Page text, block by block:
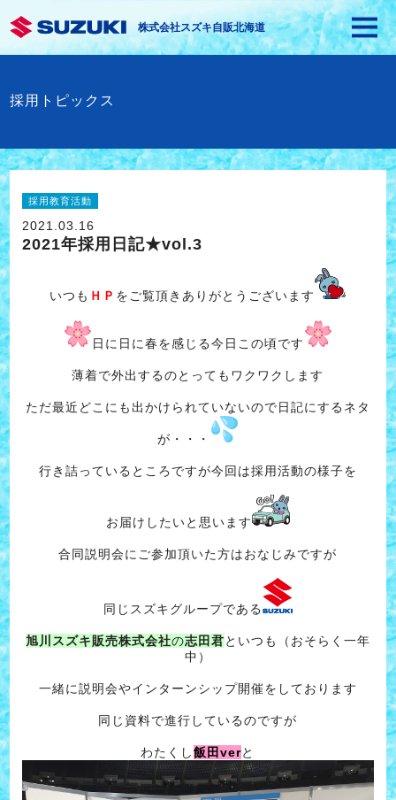
株式会社スズキ自販北海道
採用トピックス
採用教育活動
2021.03.16
2021年採用日記★vol.3
いつも ＨＰ をご覧頂きありがとうございます
日に日に春を感じる今日この頃です
薄着で外出するのとってもワクワクします
ただ最近どこにも出かけられていないので日記にするネタ
が・・・
行き詰っているところですが今回は採用活動の様子を
お届けしたいと思います
合同説明会にご参加頂いた方はおなじみですが
同じスズキグループである
旭川スズキ販売株式会社の志田君といつも（おそらく一年
中）
一緒に説明会やインターンシップ開催をしております
同じ資料で進行しているのですが
わたくし飯田verと